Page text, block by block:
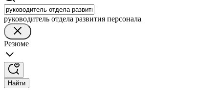
руководитель отдела развития персонала
Резюме
Найти